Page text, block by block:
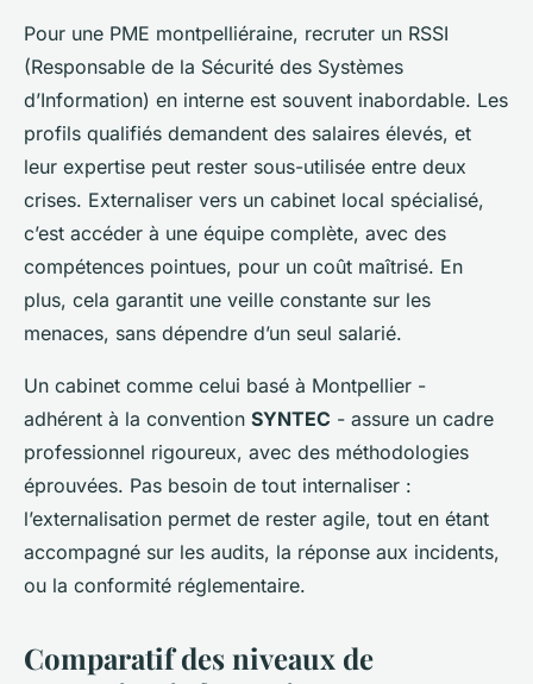
Pour une PME montpelliéraine, recruter un RSSI
(Responsable de la Sécurité des Systèmes
d’Information) en interne est souvent inabordable. Les
profils qualifiés demandent des salaires élevés, et
leur expertise peut rester sous-utilisée entre deux
crises. Externaliser vers un cabinet local spécialisé,
c’est accéder à une équipe complète, avec des
compétences pointues, pour un coût maîtrisé. En
plus, cela garantit une veille constante sur les
menaces, sans dépendre d’un seul salarié.
Un cabinet comme celui basé à Montpellier -
adhérent à la convention SYNTEC - assure un cadre
professionnel rigoureux, avec des méthodologies
éprouvées. Pas besoin de tout internaliser :
l’externalisation permet de rester agile, tout en étant
accompagné sur les audits, la réponse aux incidents,
ou la conformité réglementaire.
Comparatif des niveaux de